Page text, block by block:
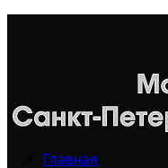
Главная